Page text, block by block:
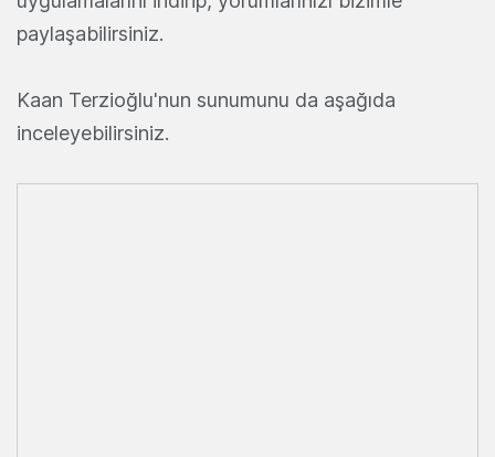
paylaşabilirsiniz.
Kaan Terzioğlu'nun sunumunu da aşağıda
inceleyebilirsiniz.